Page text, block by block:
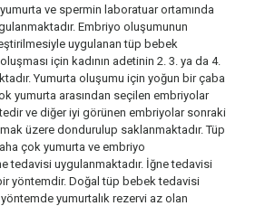
ve spermin laboratuar ortamında
Embriyo oluşumunun
uygulanan tüp bebek
için kadının adetinin 2. 3. ya da 4.
Yumurta oluşumu için yoğun bir çaba
yumurta arasından seçilen embriyolar
ve diğer iyi görünen embriyolar sonraki
üzere dondurulup saklanmaktadır. Tüp
çok yumurta ve embriyo
tedavisi uygulanmaktadır. İğne tedavisi
bir yöntemdir. Doğal tüp bebek tedavisi
yumurtalık rezervi az olan